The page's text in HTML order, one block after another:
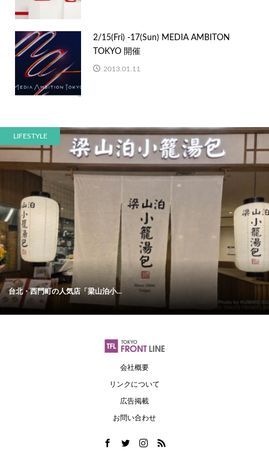
2/15(Fri) -17(Sun) MEDIA AMBITON
TOKYO 開催
2013.01.11
LIFESTYLE
台北・西門町の人気店「梁山泊小...
会社概要
リンクについて
広告掲載
お問い合わせ